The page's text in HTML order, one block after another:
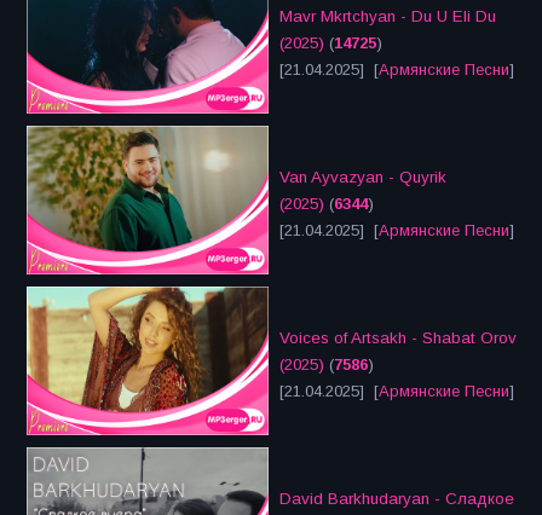
Mavr Mkrtchyan - Du U Eli Du
(2025) (14725)
[21.04.2025] [Армянские Песни]
Van Ayvazyan - Quyrik
(2025) (6344)
[21.04.2025] [Армянские Песни]
Voices of Artsakh - Shabat Orov
(2025) (7586)
[21.04.2025] [Армянские Песни]
David Barkhudaryan - Сладкое